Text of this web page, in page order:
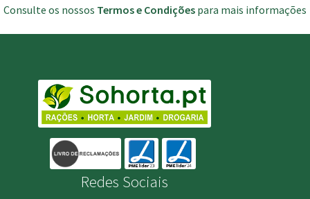
Consulte os nossos Termos e Condições para mais informações
Redes Sociais